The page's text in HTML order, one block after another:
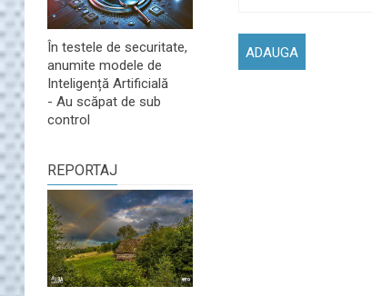
În testele de securitate,
anumite modele de
Inteligență Artificială
- Au scăpat de sub
control
REPORTAJ